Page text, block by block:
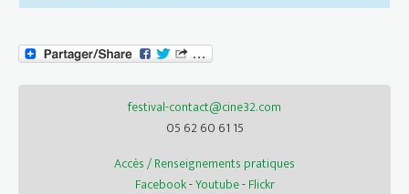
festival-contact@cine32.com
05 62 60 61 15
Accès / Renseignements pratiques
Facebook-Youtube-Flickr